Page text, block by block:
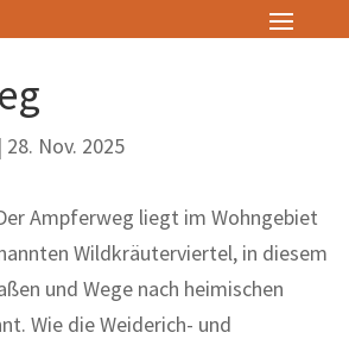
| 28. Nov. 2025
Ampferweg liegt im Wohngebiet
Wildkräuterviertel, in diesem
und Wege nach heimischen
Wie die Weiderich- und